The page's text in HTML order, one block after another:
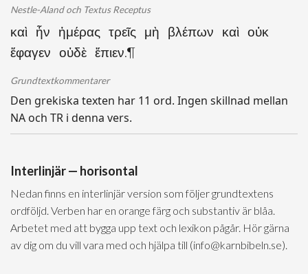
Nestle-Aland och Textus Receptus
καὶ ἦν ἡμέρας τρεῖς μὴ βλέπων καὶ οὐκ
ἔφαγεν οὐδὲ ἔπιεν.¶
Grundtextkommentarer
Den grekiska texten har 11 ord. Ingen skillnad mellan
NA och TR i denna vers.
Interlinjär — horisontal
Nedan finns en interlinjär version som följer grundtextens
ordföljd. Verben har en orange färg och substantiv är blåa.
Arbetet med att bygga upp text och lexikon pågår. Hör gärna
av dig om du vill vara med och hjälpa till (info@karnbibeln.se).